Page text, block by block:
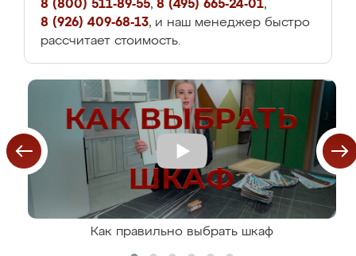
8 (800) 511-89-55, 8 (495) 665-24-01,
8 (926) 409-68-13, и наш менеджер быстро
рассчитает стоимость.
Как правильно выбрать шкаф